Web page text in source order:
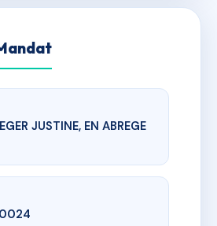
JUSTINE, EN ABREGE